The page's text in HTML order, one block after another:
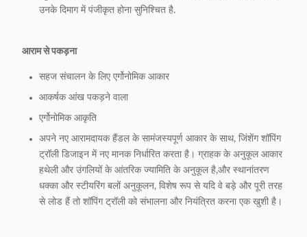
उनके दिमाग में पंजीकृत होना सुनिश्चित है.
आराम से पकड़ना
सहज संचालन के लिए एर्गोनोमिक आकार
आकर्षक आंख पकड़ने वाला
एर्गोनोमिक आकृति
अपने नए आरामदायक हैंडल के सामंजस्यपूर्ण आकार के साथ, जिंशेंग शॉपिंग
ट्रॉली डिजाइन में नए मानक निर्धारित करता है। ग्राहक के अनुकूल आकार
हथेली और उंगलियों के आंतरिक ज्यामिति के अनुकूल है,और स्थानांतरण
धक्का और स्टीयरिंग बलों अनुकूलन, विशेष रूप से यदि वे बड़े और पूरी तरह
से लोड हैं तो शॉपिंग ट्रॉली को संभालना और नियंत्रित करना एक खुशी है।